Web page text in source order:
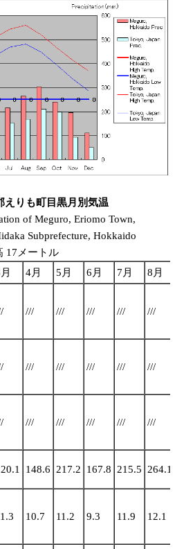
えりも町目黒月別気温
of Meguro, Eriomo Town,
Subprefecture, Hokkaido
17メートル
4月 5月 6月 7月 8月
/// /// /// /// ///
/// /// /// /// ///
/// /// /// /// ///
148.6 217.2 167.8 215.5 264.1
10.7 11.2 9.3 11.9 12.1